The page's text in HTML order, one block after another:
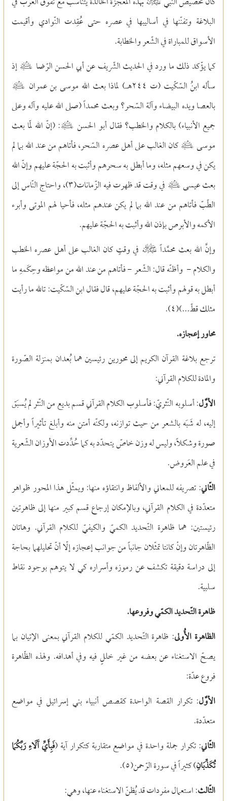
البلاغة وتفنّنها في أساليبها في عصره حتى عُقِدت النّوادي وأقيمت
الأسواق للمباراة في الشّعر والخطابة.
كما يؤّكد ذلك ما ورد في الحديث الشّريف عن أبي الحسن الرّضا g إذ
سأله ابنُ السّكّيت (ت ٢٤٤هـ) لماذا بعث الله موسى بن عمران g
بالعصا ويده البيضاء وآلة السّحر؟ وبعث محمداً (صلى الله عليه وآله وعلى
جميع الأنبياء) بالكلام والخطب؟ فقال أبو الحسن g: (إنّ الله لمّا بعث
موسى g كان الغالب على أهل عصره السّحر، فأتاهم من عند الله بما لم
يكن في وسعهم مثله، وما أبطل به سحرهم وأثبت به الحجّة عليهم وإنّ الله
بعث عيسى g في وقت قد ظهرت فيه الزّمانات(
٣)، واحتاج النّاس إلى
الطّبّ فأتاهم من عند الله بما لم يكن عندهم مثله، فأحيا لهم الموتى وأبرء
الأكمه والأبرص بإذن الله وأثبت به الحجّة عليهم.
وإنَّ الله بعث محمَّداً e في وقتٍ كان الغالب على أهل عصره الخطب
والكلام- وأظنّه قال: الشّعر-فأتاهم من عند الله من مواعظه وحِكَمهِ ما
أبطل به قولهم وأثبت به الحجّة عليهم، قال فقال ابن السّكّيت: تالله ما رأيت
مثلك قطّ...)(٤) .
محاور إعجازه.
ترجع بلاغة القرآن الكريم إلى محورين رئيسين هما بُعدان بمنزلة الصّورة
والمادة للكلام القرآني:
الأوَّل: أسلوبه النّثريّ: فأسلوب الكلام القرآني قسم بديع من النّثر لم يُسبَق
إليه، له شَبَه بالشعر من حيث توازنه، ولكنّه أمتن منه وأبلغ تأثيراً وأجمل
صورة وشكلاً، وليس له وزن خاصّ يتحدّد به كما حُدِّدت الأوزان الشّعرية
في علم العَروض.
الثّاني: تصريفه للمعاني والألفاظ وانتقاؤه منها: ويمثّل هذا المحور ظواهر
متعدّدة في الكلام القرآني، وبالإمكان إرجاع قسم كبير منها إلى ظاهرتين
رئيستين: هما ظاهرة التّحديد الكميّ والكيفيّ للكلام القرآني. وهاتان
الظّاهرتان وإنْ كانتا تمثّلان جانباً من جوانب إعجازه إلّا أنّ تحليلهما بحاجة
إلى دراسة دقيقة تكشف عن رموزه وأسراره كي لا يتوهم بوجود نقاط
سلبية.
ظاهرة التّحديد الكمّي وفروعها.
الظاهرة الأُولى: ظاهرة التّحديد الكمّي للكلام القرآني بمعنى الإتيان بما
يصحّ الاستغناء عن بعضه من غير خللٍ فيه وفي أهدافه. ولهذه الظّاهرة
فروع عدّة:
الأوَّل: تكرار القصة الواحدة كقصص أنبياء بني إسرائيل في مواضع
متعدّدة.
الثّاني: تكرار جملة واحدة في مواضع متقاربة كتكرار آية (فَبِأَيِّ آَلَاءِ رَبِّكُمَا
تُكَذِّبَانِ) كثيراً في سورة الرّحمن(٥) .
الثّالث: استعمال مفردات قد يُظنّ الاستغناء عنها، وهي: